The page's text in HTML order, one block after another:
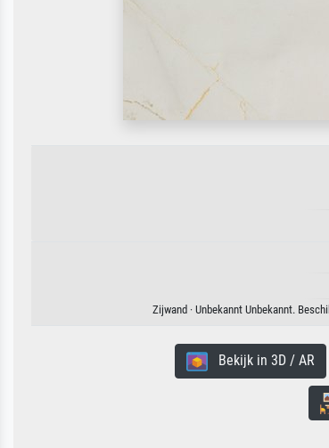
Zijwand · Unbekannt Unbekannt.
Bekijk in 3D / AR